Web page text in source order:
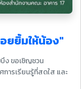
ยยิ้มให้น้อง"
ง ขอเชิญชวน
ารเรียนรู้ที่สดใส และ